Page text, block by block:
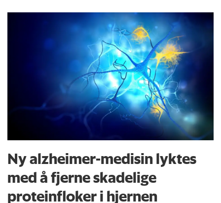
Ny alzheimer-medisin lyktes
med å fjerne skadelige
proteinfloker i hjernen